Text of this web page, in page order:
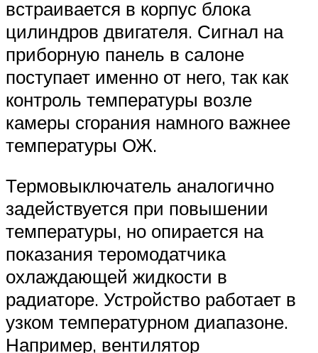
встраивается в корпус блока
цилиндров двигателя. Сигнал на
приборную панель в салоне
поступает именно от него, так как
контроль температуры возле
камеры сгорания намного важнее
температуры ОЖ.
Термовыключатель аналогично
задействуется при повышении
температуры, но опирается на
показания теромодатчика
охлаждающей жидкости в
радиаторе. Устройство работает в
узком температурном диапазоне.
Например, вентилятор